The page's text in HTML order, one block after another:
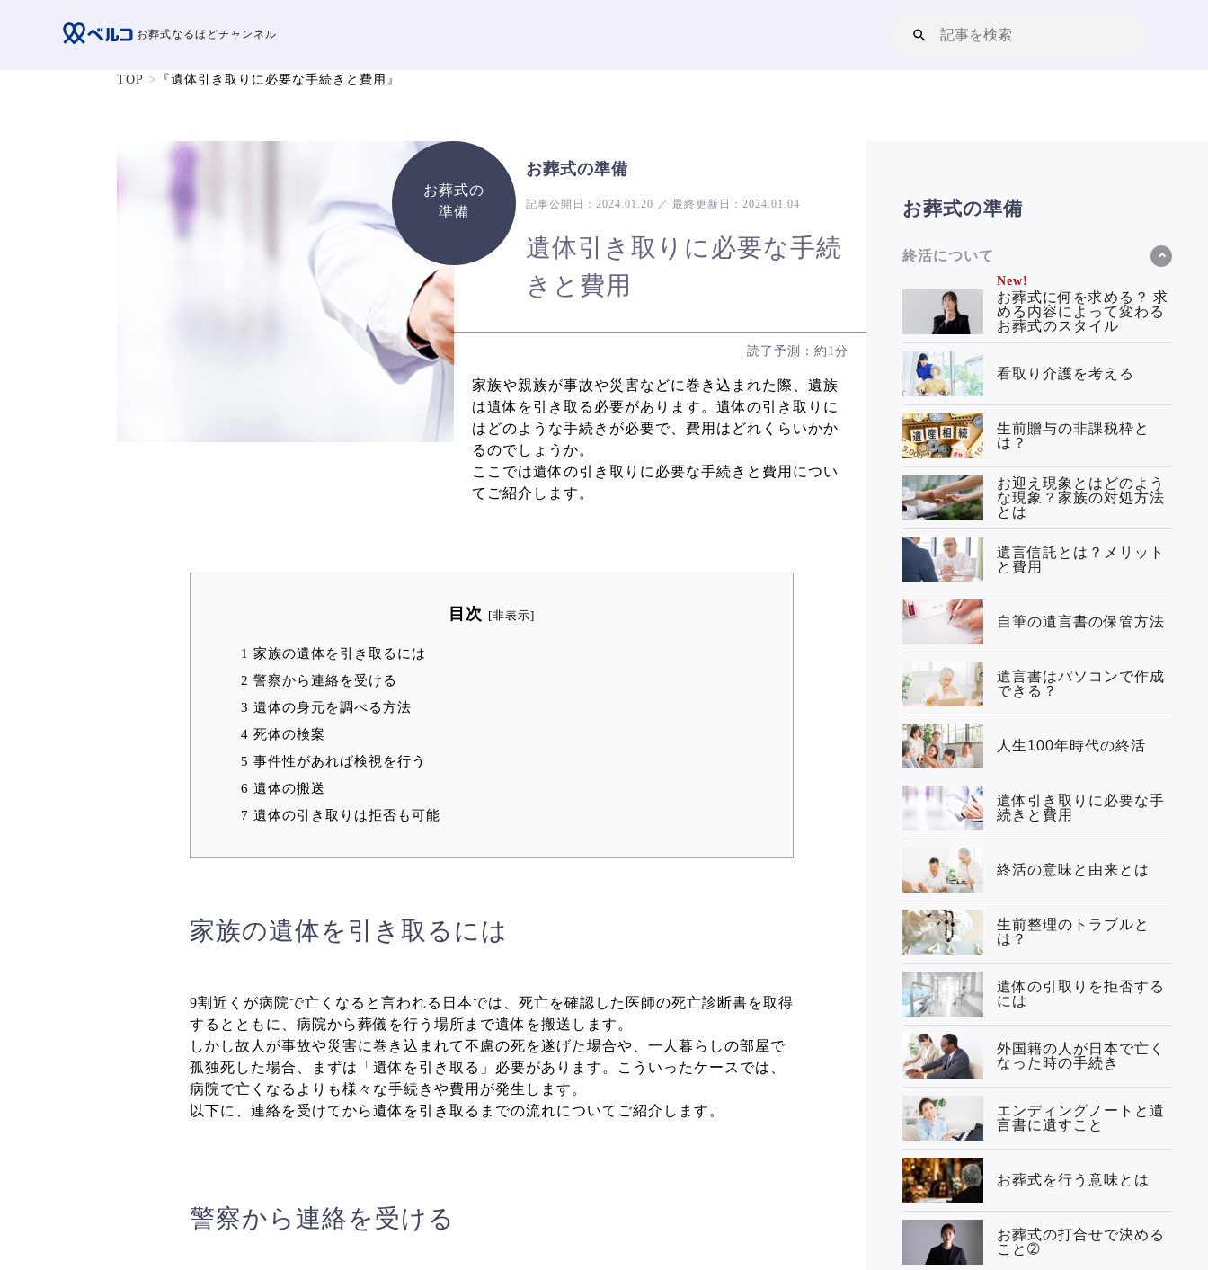
お葬式なるほどチャンネル
TOP 『遺体引き取りに必要な手続きと費用』
お葬式の
準備
お葬式の準備
記事公開日：2024.01.20 ／ 最終更新日：2024.01.04
遺体引き取りに必要な手続
きと費用
読了予測：約1分
家族や親族が事故や災害などに巻き込まれた際、遺族
は遺体を引き取る必要があります。遺体の引き取りに
はどのような手続きが必要で、費用はどれくらいかか
るのでしょうか。
ここでは遺体の引き取りに必要な手続きと費用につい
てご紹介します。
目次 [非表示]
1 家族の遺体を引き取るには
2 警察から連絡を受ける
3 遺体の身元を調べる方法
4 死体の検案
5 事件性があれば検視を行う
6 遺体の搬送
7 遺体の引き取りは拒否も可能
家族の遺体を引き取るには
9割近くが病院で亡くなると言われる日本では、死亡を確認した医師の死亡診断書を取得
するとともに、病院から葬儀を行う場所まで遺体を搬送します。
しかし故人が事故や災害に巻き込まれて不慮の死を遂げた場合や、一人暮らしの部屋で
孤独死した場合、まずは「遺体を引き取る」必要があります。こういったケースでは、
病院で亡くなるよりも様々な手続きや費用が発生します。
以下に、連絡を受けてから遺体を引き取るまでの流れについてご紹介します。
警察から連絡を受ける
お葬式の準備
終活について
New!
お葬式に何を求める？ 求
める内容によって変わる
お葬式のスタイル
看取り介護を考える
生前贈与の非課税枠と
は？
お迎え現象とはどのよう
な現象？家族の対処方法
とは
遺言信託とは？メリット
と費用
自筆の遺言書の保管方法
遺言書はパソコンで作成
できる？
人生100年時代の終活
遺体引き取りに必要な手
続きと費用
終活の意味と由来とは
生前整理のトラブルと
は？
遺体の引取りを拒否する
には
外国籍の人が日本で亡く
なった時の手続き
エンディングノートと遺
言書に遺すこと
お葬式を行う意味とは
お葬式の打合せで決める
こと➁